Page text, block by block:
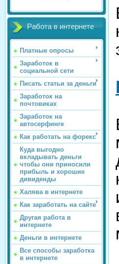
Работа в интернете
Платные опросы
Заработок в
социальной сети
Писать статьи за деньги
Заработок на
почтовиках
Заработок на
автосерфинге
Как работать на форекс
Куда выгодно
вкладывать деньги
чтобы они приносили
прибыль и хорошие
дивиденды
Халява в интернете
Как заработать на сайте
Другая работа в
интернете
Деньги в интернете
Все способы заработка
в интернете